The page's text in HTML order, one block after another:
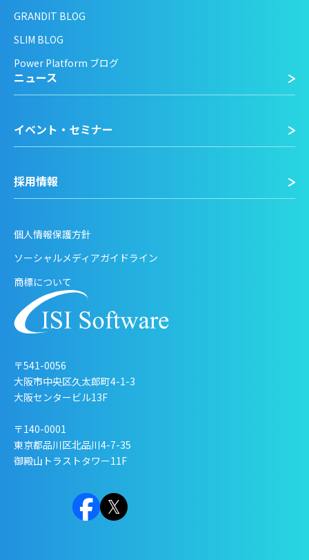
〒541-0056
大阪市中央区久太郎町4-1-3
大阪センタービル13F
〒140-0001
東京都品川区北品川4-7-35
御殿山トラストタワー11F
GRANDIT BLOG
SLIM BLOG
Power Platform ブログ
ニュース
イベント・セミナー
採用情報
個人情報保護方針
ソーシャルメディアガイドライン
商標について